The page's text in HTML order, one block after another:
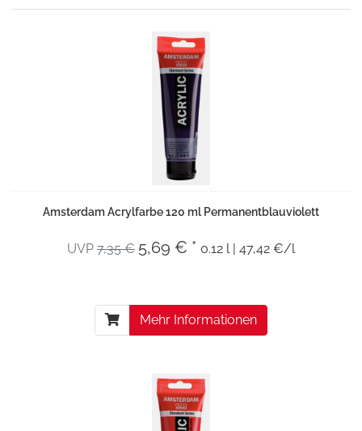
Amsterdam Acrylfarbe 120 ml Permanentblauviolett
UVP 7,35 € 5,69 € * 0.12 l | 47,42 €/l
Mehr Informationen